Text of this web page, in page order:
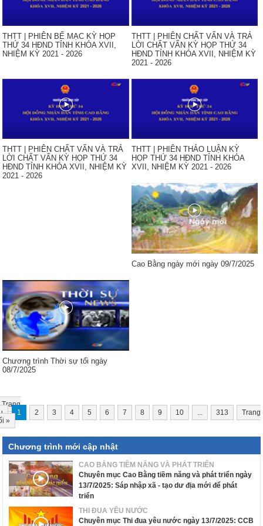
THTT | PHIÊN BẾ MẠC KỲ HỌP
THỨ 34 HĐND TỈNH KHÓA XVII,
NHIỆM KỲ 2021 - 2026
THTT | PHIÊN CHẤT VẤN VÀ TRẢ
LỜI CHẤT VẤN KỲ HỌP THỨ 34
HĐND TỈNH KHÓA XVII, NHIỆM KỲ
2021 - 2026
THTT | PHIÊN CHẤT VẤN VÀ TRẢ
LỜI CHẤT VẤN KỲ HỌP THỨ 34
HĐND TỈNH KHÓA XVII, NHIỆM KỲ
2021 - 2026
THTT | PHIÊN THẢO LUẬN KỲ
HỌP THỨ 34 HĐND TỈNH KHÓA
XVII, NHIỆM KỲ 2021 - 2026
Cao Bằng ngày mới ngày 09/7/2025
Chương trình Thời sự tối ngày
08/7/2025
Trang
1 2 3 4 5 6 7 8 9 10 313
Trang
»
Chương trình mới cập nhật
CAO BẰNG TIỀM NĂNG VÀ PHÁT TRIỂN
Chuyên mục Cao Bằng tiềm năng và phát triển ngày
13/7/2025: Sáp nhập xã - tạo dư địa mới để phát
triển
THI ĐUA YÊU NƯỚC
Chuyên mục Thi đua yêu nước ngày 13/7/2025: CCB